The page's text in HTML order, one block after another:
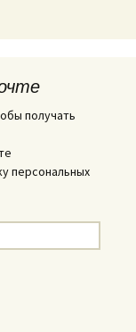
получать
персональных